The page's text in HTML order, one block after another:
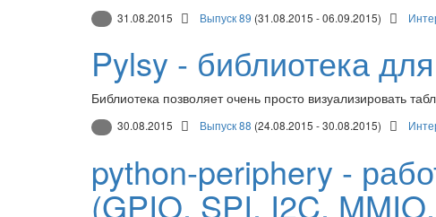
31.08.2015 Выпуск 89 (31.08.2015 - 06.09.2015)
Pylsy - библиотека
Библиотека позволяет очень просто визуализировать
30.08.2015 Выпуск 88 (24.08.2015 - 30.08.2015)
python-periphery -
(GPIO, SPI, I2C,